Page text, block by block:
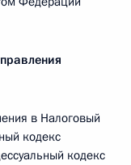
в Налоговый
кодекс
кодекс